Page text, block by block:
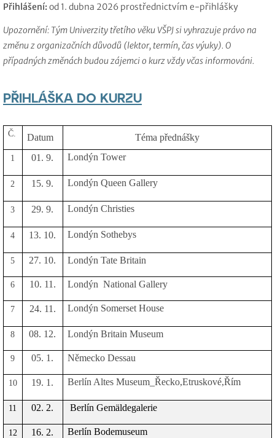
Přihlášení: od 1. dubna 2026 prostřednictvím e-přihlášky
Upozornění: Tým Univerzity třetího věku VŠPJ si vyhrazuje právo na
změnu z organizačních důvodů (lektor, termín, čas výuky). O
případných změnách budou zájemci o kurz vždy včas informováni.
PŘIHLÁŠKA DO KURZU
Č. Datum Téma přednášky
1 01. 9. Londýn Tower
2 15. 9. Londýn Queen Gallery
3 29. 9. Londýn Christies
4 13. 10. Londýn Sothebys
5 27. 10. Londýn Tate Britain
6 10. 11. Londýn National Gallery
7 24. 11. Londýn Somerset House
8 08. 12. Londýn Britain Museum
9 05. 1. Německo Dessau
10 19. 1. Berlín Altes Museum_Řecko,Etruskové,Řím
11 02. 2. Berlín Gemäldegalerie
12 16. 2. Berlín Bodemuseum